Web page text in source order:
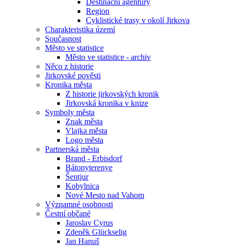
Destinační agentury
Region
Cyklistické trasy v okolí Jirkova
Charakteristika území
Současnost
Město ve statistice
Město ve statistice - archiv
Něco z historie
Jirkovské pověsti
Kronika města
Z historie jirkovských kronik
Jirkovská kronika v knize
Symboly města
Znak města
Vlajka města
Logo města
Partnerská města
Brand - Erbisdorf
Bátonyterenye
Šentjur
Kobylnica
Nové Mesto nad Vahom
Významné osobnosti
Čestní občané
Jaroslav Cyrus
Zdeněk Glückselig
Jan Hanuš